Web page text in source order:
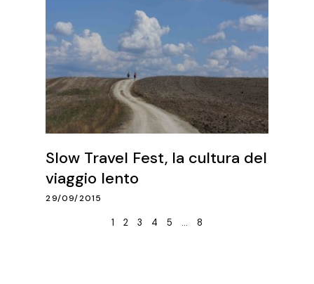
Slow Travel Fest, la cultura del
viaggio lento
29/09/2015
1 2 3 4 5 … 8